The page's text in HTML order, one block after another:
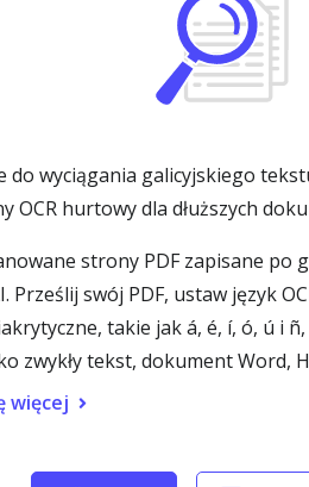
do wyciągania galicyjskiego
hurtowy dla dłuższych
strony PDF zapisane
swój PDF, ustaw język
takie jak á, é, í, ó, ú i
zwykły tekst, dokument Word,
więcej